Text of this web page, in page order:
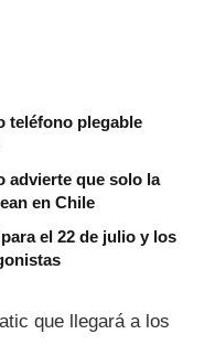
teléfono plegable
advierte que solo la
en Chile
el 22 de julio y los
que llegará a los